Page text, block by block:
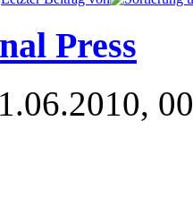
Press